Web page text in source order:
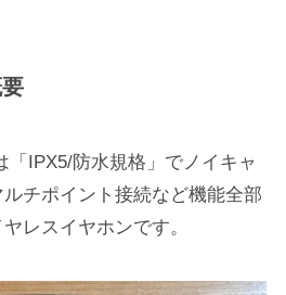
「IPX5/防水規格」でノイキャ
チポイント接続など機能全部
レスイヤホンです。